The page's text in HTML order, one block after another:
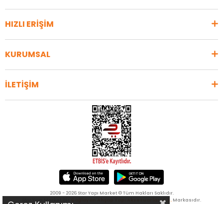
HIZLI ERİŞİM
KURUMSAL
İLETİŞİM
2009 - 2026 Star Yapı Market © Tüm Hakları Saklıdır.
Çağlayan Ahşap Yapı Aksesuarları A.Ş. Markasıdır.